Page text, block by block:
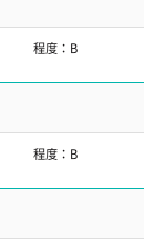
程度：B
程度：B